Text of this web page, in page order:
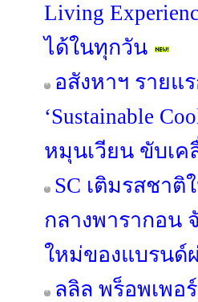
Living
ได้ในทุกวัน
อสังหาฯ รายแ
‘Sustainable
หมุนเวียน ขับเค
SC เติมรสชาติ
กลางพารากอน
ใหม่ของแบรนด์
ลลิล พร็อพเพอ